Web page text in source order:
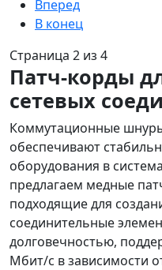
Вперед
В конец
Страница 2 из 4
Патч-корды
сетевых
Коммутационные
обеспечивают
оборудования в
предлагаем медные
подходящие для
соединительные
долговечностью,
Мбит/с в зависимости